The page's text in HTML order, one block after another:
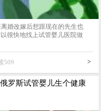
婚改嫁后想跟现在的先生也
很快地找上试管婴儿医院做
509 >
罗斯试管婴儿生个健康